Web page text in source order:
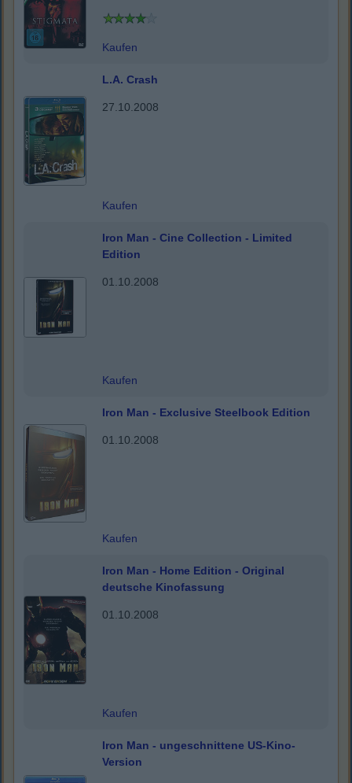
Kaufen
L.A. Crash
27.10.2008
Kaufen
Iron Man - Cine Collection - Limited
Edition
01.10.2008
Kaufen
Iron Man - Exclusive Steelbook Edition
01.10.2008
Kaufen
Iron Man - Home Edition - Original
deutsche Kinofassung
01.10.2008
Kaufen
Iron Man - ungeschnittene US-Kino-
Version